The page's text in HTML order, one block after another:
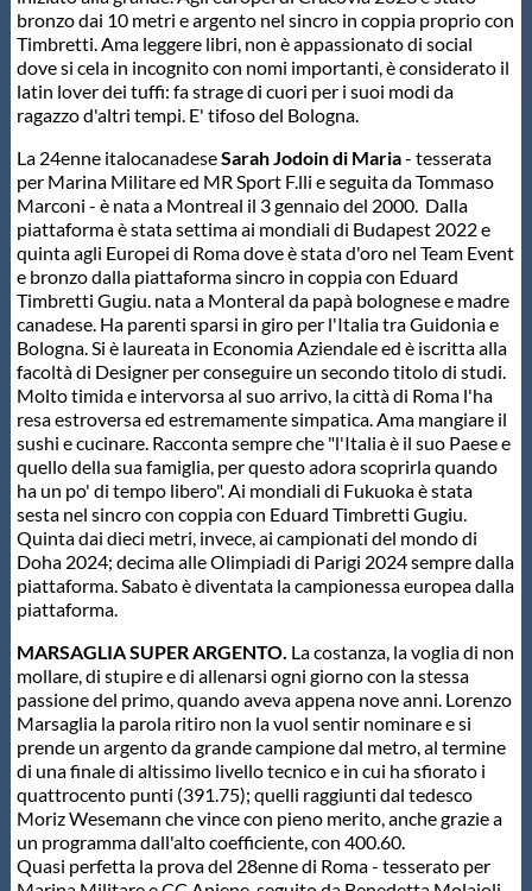
bronzo dai 10 metri e argento nel sincro in coppia proprio con
Timbretti. Ama leggere libri, non è appassionato di social
dove si cela in incognito con nomi importanti, è considerato il
latin lover dei tuffi: fa strage di cuori per i suoi modi da
ragazzo d'altri tempi. E' tifoso del Bologna.
La 24enne italocanadeseSarah Jodoin di Maria- tesserata
per Marina Militare ed MR Sport F.lli e seguita da Tommaso
Marconi - è nata a Montreal il 3 gennaio del 2000. Dalla
piattaforma è stata settima ai mondiali di Budapest 2022 e
quinta agli Europei di Roma dove è stata d'oro nel Team Event
e bronzo dalla piattaforma sincro in coppia con Eduard
Timbretti Gugiu. nata a Monteral da papà bolognese e madre
canadese. Ha parenti sparsi in giro per l'Italia tra Guidonia e
Bologna. Si è laureata in Economia Aziendale ed è iscritta alla
facoltà di Designer per conseguire un secondo titolo di studi.
Molto timida e intervorsa al suo arrivo, la città di Roma l'ha
resa estroversa ed estremamente simpatica. Ama mangiare il
sushi e cucinare. Racconta sempre che "l'Italia è il suo Paese e
quello della sua famiglia, per questo adora scoprirla quando
ha un po' di tempo libero". Ai mondiali di Fukuoka è stata
sesta nel sincro con coppia con Eduard Timbretti Gugiu.
Quinta dai dieci metri, invece, ai campionati del mondo di
Doha 2024; decima alle Olimpiadi di Parigi 2024 sempre dalla
piattaforma. Sabato è diventata la campionessa europea dalla
piattaforma.
MARSAGLIA SUPER ARGENTO. La costanza, la voglia di non
mollare, di stupire e di allenarsi ogni giorno con la stessa
passione del primo, quando aveva appena nove anni. Lorenzo
Marsaglia la parola ritiro non la vuol sentir nominare e si
prende un argento da grande campione dal metro, al termine
di una finale di altissimo livello tecnico e in cui ha sfiorato i
quattrocento punti (391.75); quelli raggiunti dal tedesco
Moriz Wesemann che vince con pieno merito, anche grazie a
un programma dall'alto coefficiente, con 400.60.
Quasi perfetta la prova del 28enne di Roma - tesserato per